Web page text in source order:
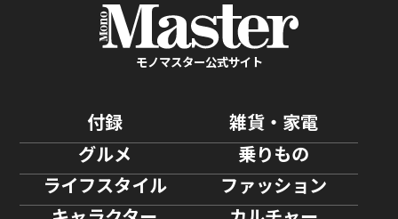
モノマスター公式サイト
付録
雑貨・家電
グルメ
乗りもの
ライフスタイル
ファッション